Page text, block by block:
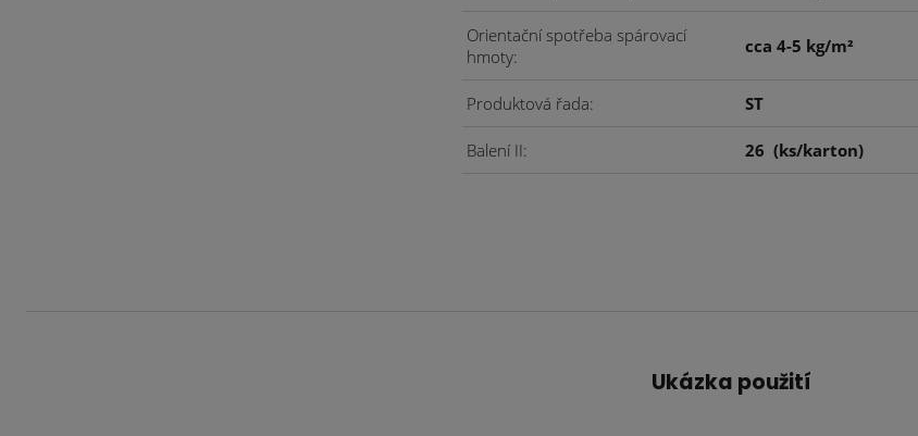
Orientační spotřeba spárovací
hmoty
cca 4-5 kg/m²
Produktová řada ST
Balení II 26(ks/karton)
Ukázka použití